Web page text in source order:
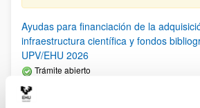
Ayudas para financiación de la
infraestructura científica y fondos
UPV/EHU 2026
Trámite abierto